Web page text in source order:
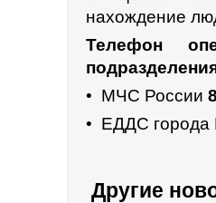
нахождение
Телефон
• МЧС России
• ЕДДС города
Другие